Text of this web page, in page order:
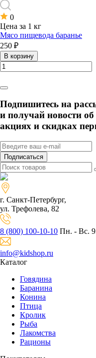
0
Цена за 1 кг
Мясо пищевода баранье
250 ₽
В корзину
Подпишитесь на
и получай новости об
акциях и скидках
Подписаться
г. Санкт-Петербург,
ул. Трефолева, 82
8 (800) 100-10-10 Пн. - Вс.
info@kidshop.ru
Каталог
Говядина
Баранина
Конина
Птица
Кролик
Рыба
Лакомства
Рационы